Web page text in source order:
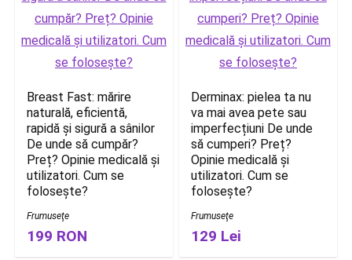
Breast Fast: mărire
naturală, eficientă,
rapidă și sigură a sânilor
De unde să cumpăr?
Preț? Opinie medicală și
utilizatori. Cum se
folosește?
Frumuseţe
199 RON
Derminax: pielea ta nu
va mai avea pete sau
imperfecțiuni De unde
să cumperi? Preț?
Opinie medicală și
utilizatori. Cum se
folosește?
Frumuseţe
129 Lei